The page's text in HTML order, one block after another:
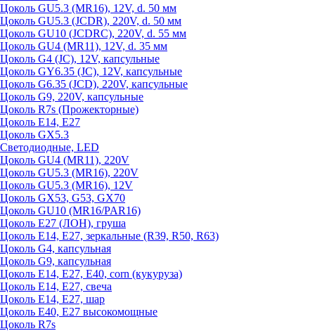
Цоколь GU5.3 (MR16), 12V, d. 50 мм
Цоколь GU5.3 (JCDR), 220V, d. 50 мм
Цоколь GU10 (JCDRC), 220V, d. 55 мм
Цоколь GU4 (MR11), 12V, d. 35 мм
Цоколь G4 (JC), 12V, капсульные
Цоколь GY6.35 (JC), 12V, капсульные
Цоколь G6.35 (JCD), 220V, капсульные
Цоколь G9, 220V, капсульные
Цоколь R7s (Прожекторные)
Цоколь E14, E27
Цоколь GX5.3
Светодиодные, LED
Цоколь GU4 (MR11), 220V
Цоколь GU5.3 (MR16), 220V
Цоколь GU5.3 (MR16), 12V
Цоколь GX53, G53, GX70
Цоколь GU10 (MR16/PAR16)
Цоколь Е27 (ЛОН), груша
Цоколь Е14, Е27, зеркальные (R39, R50, R63)
Цоколь G4, капсульная
Цоколь G9, капсульная
Цоколь Е14, Е27, Е40, corn (кукуруза)
Цоколь Е14, Е27, свеча
Цоколь Е14, Е27, шар
Цоколь Е40, Е27 высокомощные
Цоколь R7s